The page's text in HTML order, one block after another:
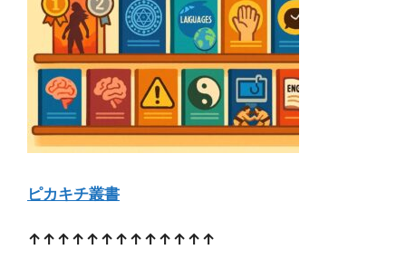
ピカキチ叢書
↑↑↑↑↑↑↑↑↑↑↑↑↑